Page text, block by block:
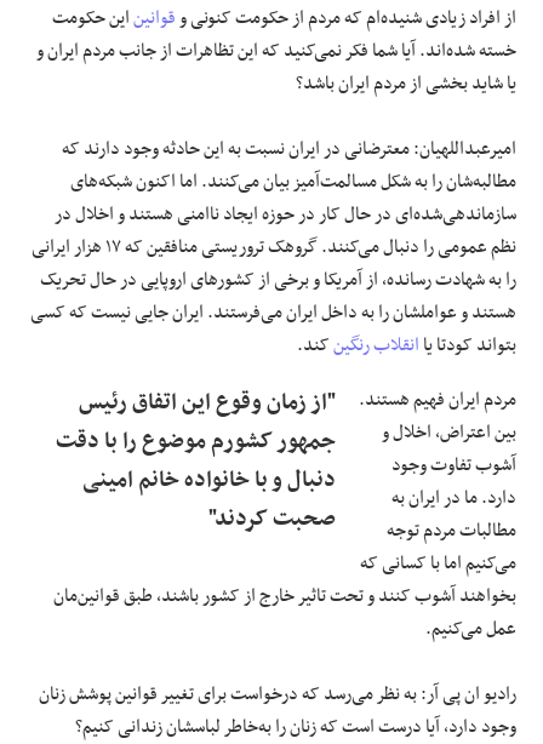
از افراد زیادی شنیده‌ام که مردم از حکومت کنونی وقوانیناین حکومت
خسته شده‌اند. آیا شما فکر نمی‌کنید که این تظاهرات از جانب مردم ایران و
یا شاید بخشی از مردم ایران باشد؟
امیرعبداللهیان: معترضانی در ایران نسبت به این حادثه وجود دارند که
مطالبه‌شان را به شکل مسالمت‌آمیز بیان می‌کنند. اما اکنون شبکه‌های
سازماندهی‌شده‌ای در حال کار در حوزه ایجاد ناامنی هستند و اخلال در
نظم عمومی را دنبال می‌کنند. گروهک تروریستی منافقین که ۱۷ هزار ایرانی
را به شهادت رسانده، از آمریکا و برخی از کشورهای اروپایی در حال تحریک
هستند و عواملشان را به داخل ایران می‌فرستند. ایران جایی نیست که کسی
بتواند کودتا یاانقلاب رنگینکند.
"از زمان وقوع این اتفاق رئیس
جمهور کشورم موضوع را با دقت
دنبال و با خانواده خانم امینی
صحبت کردند"
مردم ایران فهیم هستند.
بین اعتراض، اخلال و
آشوب تفاوت وجود
دارد. ما در ایران به
مطالبات مردم توجه
می‌کنیم اما با کسانی که
بخواهند آشوب کنند و تحت تاثیر خارج از کشور باشند، طبق قوانین‌مان
عمل می‌کنیم.
رادیو ان پی آر: به نظر می‌رسد که درخواست برای تغییر قوانین پوشش زنان
وجود دارد، آیا درست است که زنان را به‌خاطر لباسشان زندانی کنیم؟